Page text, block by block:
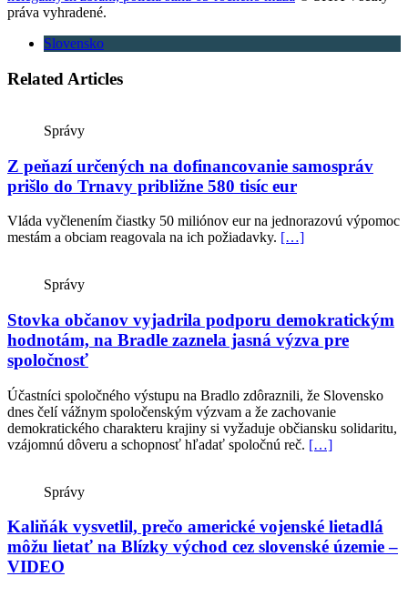
práva vyhradené.
Slovensko
Related Articles
Správy
Z peňazí určených na dofinancovanie samospráv
prišlo do Trnavy približne 580 tisíc eur
Vláda vyčlenením čiastky 50 miliónov eur na jednorazovú výpomoc
mestám a obciam reagovala na ich požiadavky. […]
Správy
Stovka občanov vyjadrila podporu demokratickým
hodnotám, na Bradle zaznela jasná výzva pre
spoločnosť
Účastníci spoločného výstupu na Bradlo zdôraznili, že Slovensko
dnes čelí vážnym spoločenským výzvam a že zachovanie
demokratického charakteru krajiny si vyžaduje občiansku solidaritu,
vzájomnú dôveru a schopnosť hľadať spoločnú reč. […]
Správy
Kaliňák vysvetlil, prečo americké vojenské lietadlá
môžu lietať na Blízky východ cez slovenské územie –
VIDEO